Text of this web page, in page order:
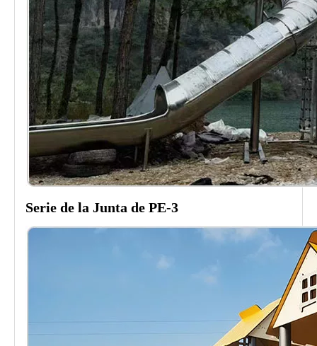
Serie de la Junta de PE-3